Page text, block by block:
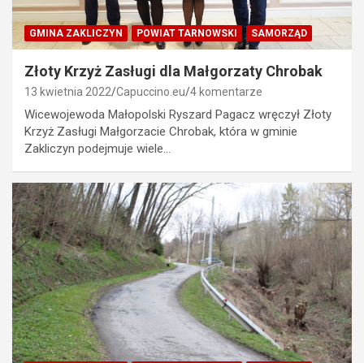
GMINA ZAKLICZYN POWIAT TARNOWSKI SAMORZĄD
Złoty Krzyż Zasługi dla Małgorzaty Chrobak
13 kwietnia 2022 Capuccino.eu 4 komentarze
Wicewojewoda Małopolski Ryszard Pagacz wręczył Złoty
Krzyż Zasługi Małgorzacie Chrobak, która w gminie
Zakliczyn podejmuje wiele…